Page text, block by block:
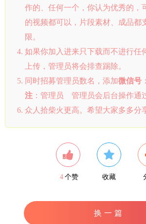
作的、任何一个，你认为优秀的，
的视频都可以，片段素材、成品都
限。
如果你加入进来只下载而不进行任
上传，管理员将会排查踢除。
同时招募管理员数名，添加微信号
注 ：管理员 管理员会后台操作通
众人拾柴火更高。希望大家多多分
4 个赞 收藏
换一篇